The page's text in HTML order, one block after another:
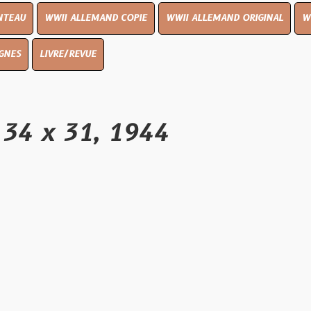
ALLEMAND COPIE WWII ALLEMAND ORIGINAL WWII UK
1944